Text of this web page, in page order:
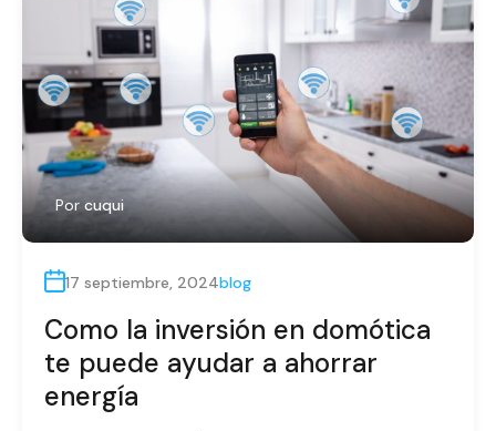
Por cuqui
17 septiembre, 2024blog
Como la inversión en domótica
te puede ayudar a ahorrar
energía